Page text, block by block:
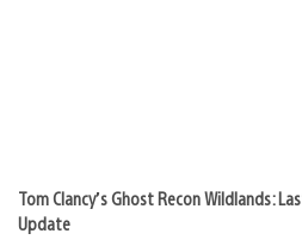
Tom Clancy’s Ghost Recon Wildlands:
Update